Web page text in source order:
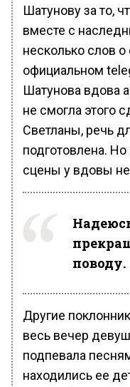
Шатунову за то,
вместе с
несколько слов
официальном
Шатунова вдова
не смогла этого
Светланы, речь
подготовлена.
сцены у вдовы не
поводу.
Другие
весь вечер
подпевала
находились ее